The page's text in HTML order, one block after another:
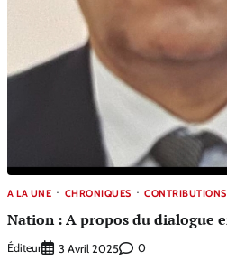
A LA UNE CHRONIQUES CONTRIBUTIONS
Nation : A propos du dialogue
Éditeur 3 Avril 2025 0